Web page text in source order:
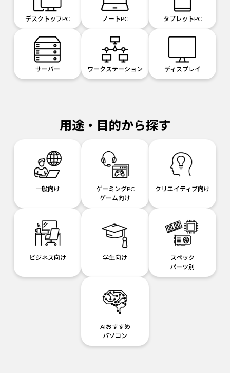
デスクトップPC ノートPC タブレットPC
サーバー ワークステーション ディスプレイ
用途・目的から探す
一般向け
ゲーミングPC
ゲーム向け
クリエイティブ向け
ビジネス向け 学生向け
スペック
パーツ別
AIおすすめ
パソコン